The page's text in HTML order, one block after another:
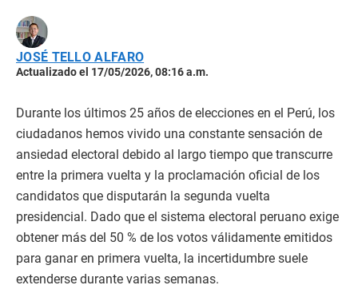
JOSÉ TELLO ALFARO
Actualizado el 17/05/2026, 08:16 a.m.
Durante los últimos 25 años de elecciones en el Perú, los
ciudadanos hemos vivido una constante sensación de
ansiedad electoral debido al largo tiempo que transcurre
entre la primera vuelta y la proclamación oficial de los
candidatos que disputarán la segunda vuelta
presidencial. Dado que el sistema electoral peruano exige
obtener más del 50 % de los votos válidamente emitidos
para ganar en primera vuelta, la incertidumbre suele
extenderse durante varias semanas.